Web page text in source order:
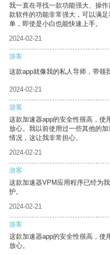
我一直在寻找一款功能强大、操
款软件的功能非常强大，可以满
单，即使是小白也能快速上手。
2024-02-21
游客
这款app就像我的私人导师，带领
2024-02-21
游客
这款加速器app的安全性很高，使
放心。我以前使用过一些其他的
情况，这让我非常担心。
2024-02-21
游客
这款加速器VPM应用程序已经为
护。
2024-02-21
游客
这款加速器app的安全性很高，使
放心。